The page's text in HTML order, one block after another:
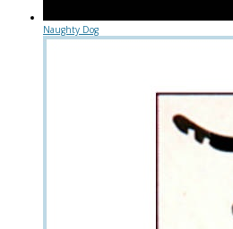
Naughty Dog